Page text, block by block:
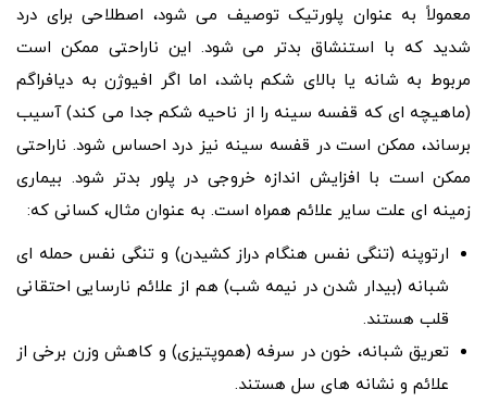
معمولاً به عنوان پلورتیک توصیف می شود، اصطلاحی برای درد
شدید که با استنشاق بدتر می شود. این ناراحتی ممکن است
مربوط به شانه یا بالای شکم باشد، اما اگر افیوژن به دیافراگم
(ماهیچه ای که قفسه سینه را از ناحیه شکم جدا می کند) آسیب
برساند، ممکن است در قفسه سینه نیز درد احساس شود. ناراحتی
ممکن است با افزایش اندازه خروجی در پلور بدتر شود. بیماری
زمینه ای علت سایر علائم همراه است. به عنوان مثال، کسانی که:
ارتوپنه (تنگی نفس هنگام دراز کشیدن) و تنگی نفس حمله ای
شبانه (بیدار شدن در نیمه شب) هم از علائم نارسایی احتقانی
قلب هستند.
تعریق شبانه، خون در سرفه (هموپتیزی) و کاهش وزن برخی از
علائم و نشانه های سل هستند.